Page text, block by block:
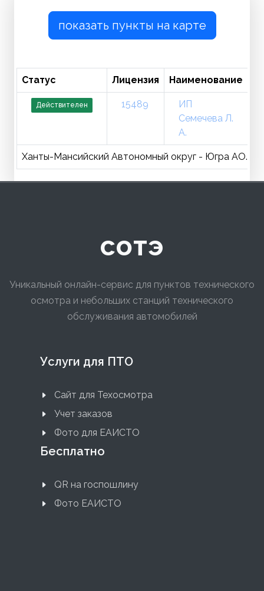
показать пункты на карте
Статус Лицензия Наименование
Действителен 15489
ИП
Семечева Л.
А.
Ханты-Мансийский Автономный округ - Югра АО.,
сотэ
Уникальный онлайн-сервис для пунктов технического
осмотра и небольших станций технического
обслуживания автомобилей
Услуги для ПТО
Сайт для Техосмотра
Учет заказов
Фото для ЕАИСТО
Бесплатно
QR на госпошлину
Фото ЕАИСТО